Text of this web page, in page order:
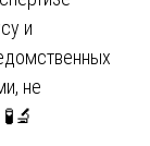
и
не